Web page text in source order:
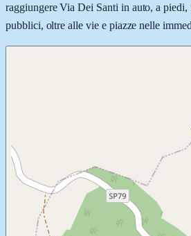
raggiungere Via Dei Santi in auto, a
pubblici, oltre alle vie e piazze nelle